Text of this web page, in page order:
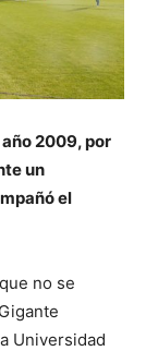
2009, por
un
el
no se
Universidad